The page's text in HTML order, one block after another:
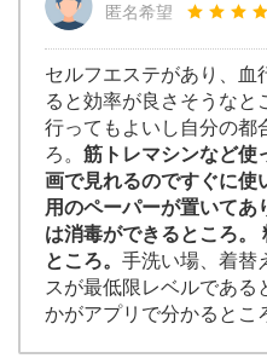
匿名希望
セルフエステがあり、血
ると効率が良さそうなと
行ってもよいし自分の都
ろ。 筋トレマシンなど使
画で見れるのですぐに使
用のペーパーが置いてあ
は消毒ができるところ。
ところ。 手洗い場、着替
スが最低限レベルである
かがアプリで分かるとこ